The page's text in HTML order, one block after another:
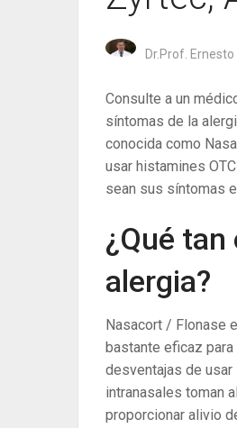
Dr.Prof.
Consulte a un
síntomas de la
conocida como
usar histamines
sean sus síntomas
¿Qué
alergia?
Nasacort / Flonase
bastante eficaz
desventajas de
intranasales toman
proporcionar alivio